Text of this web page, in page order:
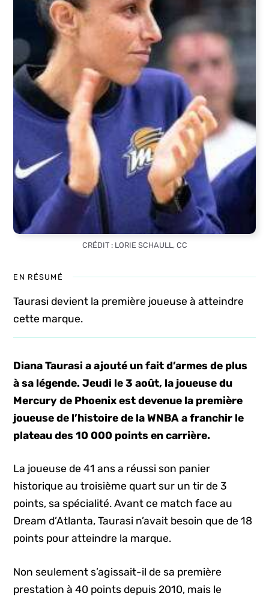
CRÉDIT : LORIE SCHAULL, CC
EN RÉSUMÉ
Taurasi devient la première joueuse à atteindre
cette marque.
Diana Taurasi a ajouté un fait d’armes de plus
à sa légende. Jeudi le 3 août, la joueuse du
Mercury de Phoenix est devenue la première
joueuse de l’histoire de la WNBA a franchir le
plateau des 10 000 points en carrière.
La joueuse de 41 ans a réussi son panier
historique au troisième quart sur un tir de 3
points, sa spécialité. Avant ce match face au
Dream d’Atlanta, Taurasi n’avait besoin que de 18
points pour atteindre la marque.
Non seulement s’agissait-il de sa première
prestation à 40 points depuis 2010, mais le